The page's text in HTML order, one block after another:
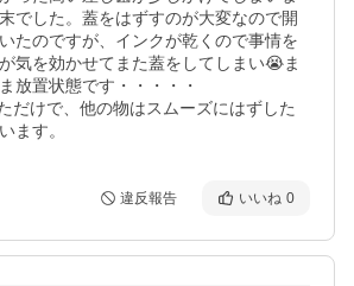
でした。蓋をはずすのが大変なので開
たのですが、インクが乾くので事情を
気を効かせてまた蓋をしてしまい😭ま
放置状態です・・・・・
だけで、他の物はスムーズにはずした
ます。
違反報告 いいね 0